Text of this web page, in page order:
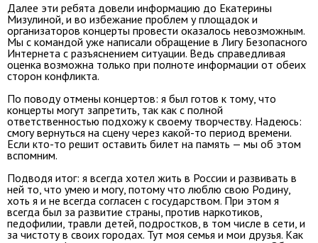
Далее эти ребята довели информацию до Екатерины
Мизулиной, и во избежание проблем у площадок и
организаторов концерты провести оказалось невозможным.
Мы с командой уже написали обращение в Лигу Безопасного
Интернета с разъяснением ситуации. Ведь справедливая
оценка возможна только при полноте информации от обеих
сторон конфликта.
По поводу отмены концертов: я был готов к тому, что
концерты могут запретить, так как с полной
ответственностью подхожу к своему творчеству. Надеюсь:
смогу вернуться на сцену через какой-то период времени.
Если кто-то решит оставить билет на память — мы об этом
вспомним.
Подводя итог: я всегда хотел жить в России и развивать в
ней то, что умею и могу, потому что люблю свою Родину,
хоть я и не всегда согласен с государством. При этом я
всегда был за развитие страны, против наркотиков,
педофилии, травли детей, подростков, в том числе в сети, и
за чистоту в своих городах. Тут моя семья и мои друзья. Как